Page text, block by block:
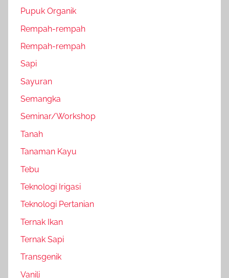
Pupuk Organik
Rempah-rempah
Rempah-rempah
Sapi
Sayuran
Semangka
Seminar/Workshop
Tanah
Tanaman Kayu
Tebu
Teknologi Irigasi
Teknologi Pertanian
Ternak Ikan
Ternak Sapi
Transgenik
Vanili